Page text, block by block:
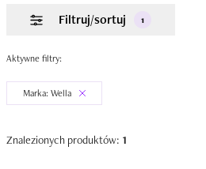
Filtruj/sortuj 1
Aktywne filtry:
Marka: Wella
Znalezionych produktów: 1